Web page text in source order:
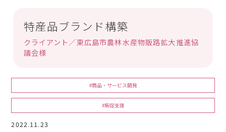
特産品ブランド構築
クライアント／東広島市農林水産物販路拡大推進協
議会様
#商品・サービス開発
#販促支援
2022.11.23